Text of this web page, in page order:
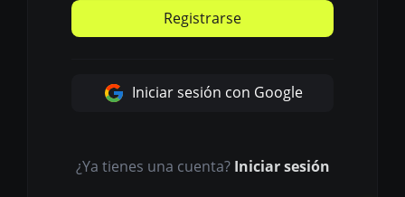
Registrarse
Iniciar sesión con Google
¿Ya tienes una cuenta? Iniciar sesión